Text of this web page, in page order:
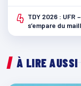
4 TDY 2026 : UFR
s’empare du
À LIRE AUSSI